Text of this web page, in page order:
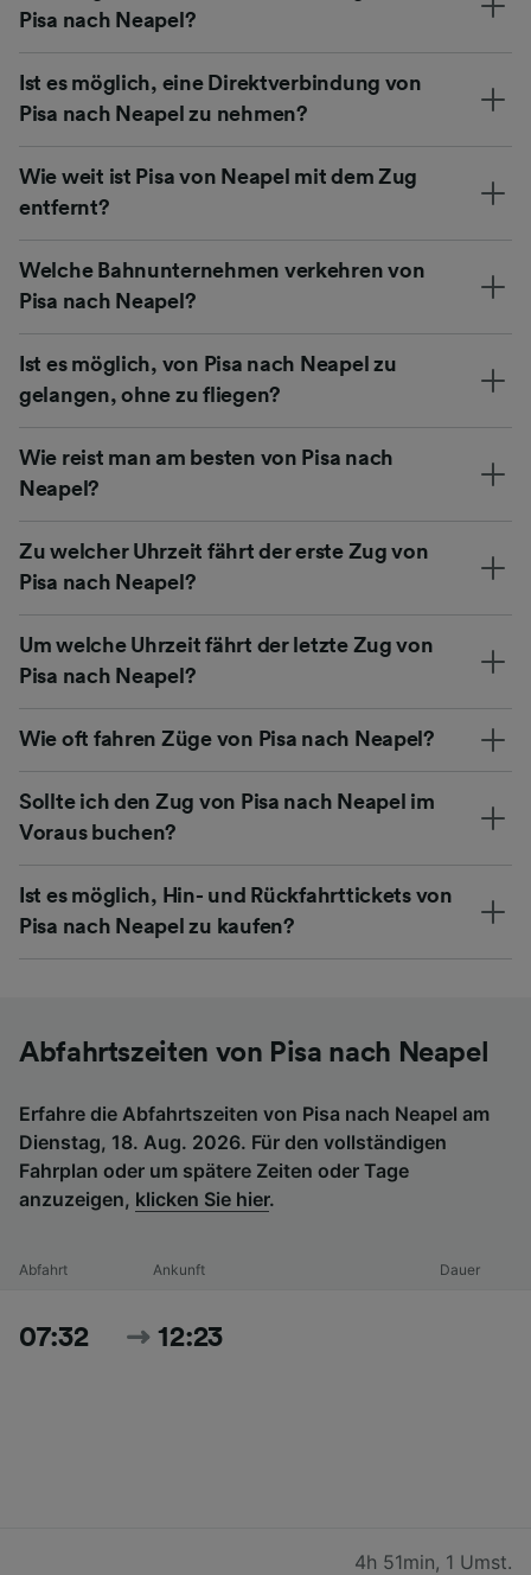
Pisa nach Neapel?
Ist es möglich, eine Direktverbindung von
Pisa nach Neapel zu nehmen?
Wie weit ist Pisa von Neapel mit dem Zug
entfernt?
Welche Bahnunternehmen verkehren von
Pisa nach Neapel?
Ist es möglich, von Pisa nach Neapel zu
gelangen, ohne zu fliegen?
Wie reist man am besten von Pisa nach
Neapel?
Zu welcher Uhrzeit fährt der erste Zug von
Pisa nach Neapel?
Um welche Uhrzeit fährt der letzte Zug von
Pisa nach Neapel?
Wie oft fahren Züge von Pisa nach Neapel?
Sollte ich den Zug von Pisa nach Neapel im
Voraus buchen?
Ist es möglich, Hin- und Rückfahrttickets von
Pisa nach Neapel zu kaufen?
Abfahrtszeiten von Pisa nach Neapel
Erfahre die Abfahrtszeiten von Pisa nach Neapel am
Dienstag, 18. Aug. 2026. Für den vollständigen
Fahrplan oder um spätere Zeiten oder Tage
anzuzeigen, klicken Sie hier.
Abfahrt Ankunft Dauer
07:32 12:23
4h 51min, 1 Umst.